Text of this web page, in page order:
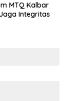
MTQ Kalbar
Integritas